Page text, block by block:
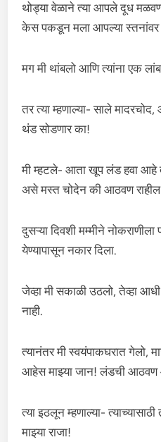
थोड्या वेळाने त्या आपले दूध
केस पकडून मला आपल्या स्तनांवर
मग मी थांबलो आणि त्यांना एक
तर त्या म्हणाल्या- साले
थंड सोडणार का!
मी म्हटले- आता खूप लंड हवा आहे
असे मस्त चोदेन की आठवण
दुसऱ्या दिवशी मम्मीने
येण्यापासून नकार दिला.
जेव्हा मी सकाळी उठलो, तेव्हा
नाही.
त्यानंतर मी स्वयंपाकघरात गेलो,
आहेस माझ्या जान! लंडची आठवण
त्या इठलून म्हणाल्या-
माझ्या राजा!